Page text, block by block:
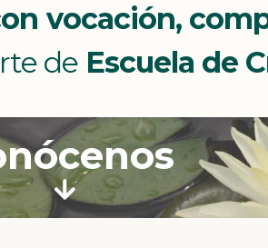
vocación,
de Escuela de